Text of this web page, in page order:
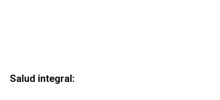
Salud integral: